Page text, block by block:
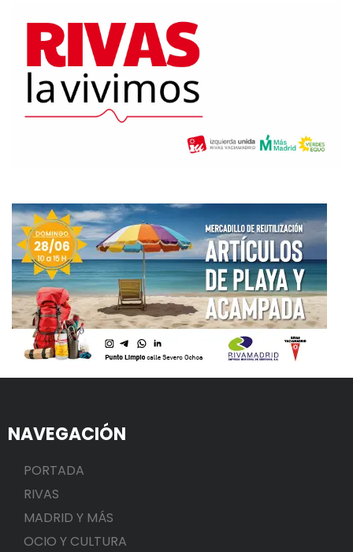
NAVEGACIÓN
PORTADA
RIVAS
MADRID Y MÁS
OCIO Y CULTURA